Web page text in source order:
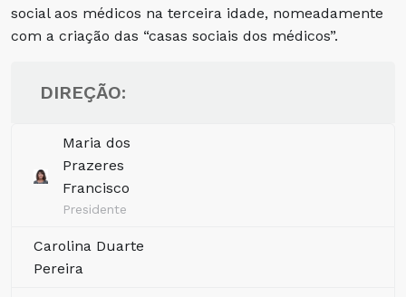
social aos médicos na terceira idade, nomeadamente
com a criação das “casas sociais dos médicos”.
DIREÇÃO:
Maria dos
Prazeres
Francisco
Presidente
Carolina Duarte
Pereira